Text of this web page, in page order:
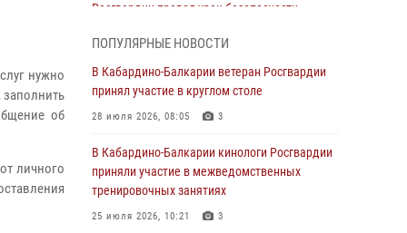
нужно
заполнить
об
личного
Росгвардии провел урок безопасности
1 августа – День дежурной службы войск
национальной гвардии Российской
В Росгвардии вспоминают российских
воинов, погибших в Первой мировой войне
ПОПУЛЯРНЫЕ НОВОСТИ
В Кабардино-Балкарии ветеран Росгвардии
принял участие в круглом столе
28 июля 2026, 08:05 3
В Кабардино-Балкарии кинологи Росгвардии
приняли участие в межведомственных
тренировочных занятиях
25 июля 2026, 10:21 3